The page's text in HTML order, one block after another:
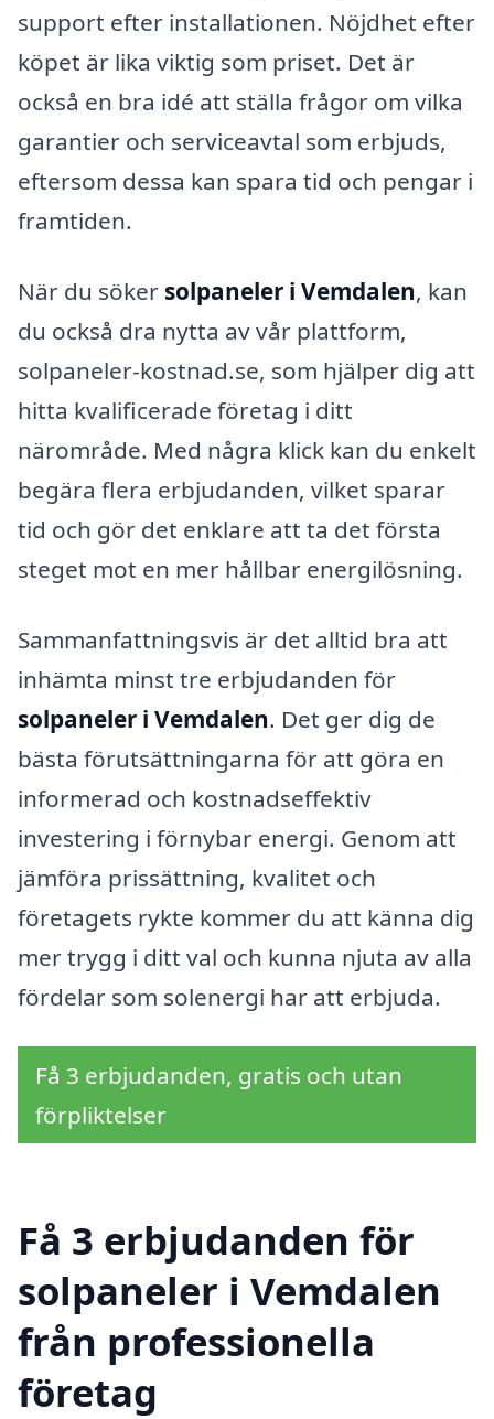
support efter installationen. Nöjdhet efter
köpet är lika viktig som priset. Det är
också en bra idé att ställa frågor om vilka
garantier och serviceavtal som erbjuds,
eftersom dessa kan spara tid och pengar i
framtiden.
När du söker solpaneler i Vemdalen, kan
du också dra nytta av vår plattform,
solpaneler-kostnad.se, som hjälper dig att
hitta kvalificerade företag i ditt
närområde. Med några klick kan du enkelt
begära flera erbjudanden, vilket sparar
tid och gör det enklare att ta det första
steget mot en mer hållbar energilösning.
Sammanfattningsvis är det alltid bra att
inhämta minst tre erbjudanden för
solpaneler i Vemdalen. Det ger dig de
bästa förutsättningarna för att göra en
informerad och kostnadseffektiv
investering i förnybar energi. Genom att
jämföra prissättning, kvalitet och
företagets rykte kommer du att känna dig
mer trygg i ditt val och kunna njuta av alla
fördelar som solenergi har att erbjuda.
Få 3 erbjudanden, gratis och utan
förpliktelser
Få 3 erbjudanden för
solpaneler i Vemdalen
från professionella
företag